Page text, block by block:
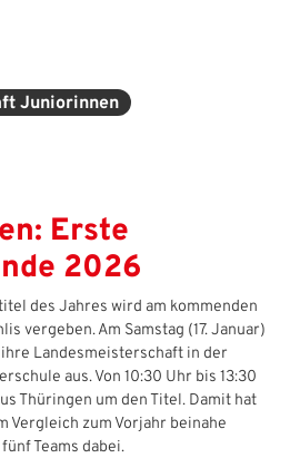
Juniorinnen
Erste
2026
des Jahres wird am kommenden
vergeben. Am Samstag (17. Januar)
Landesmeisterschaft in der
aus. Von 10:30 Uhr bis 13:30
Thüringen um den Titel. Damit hat
Vergleich zum Vorjahr beinahe
Teams dabei.